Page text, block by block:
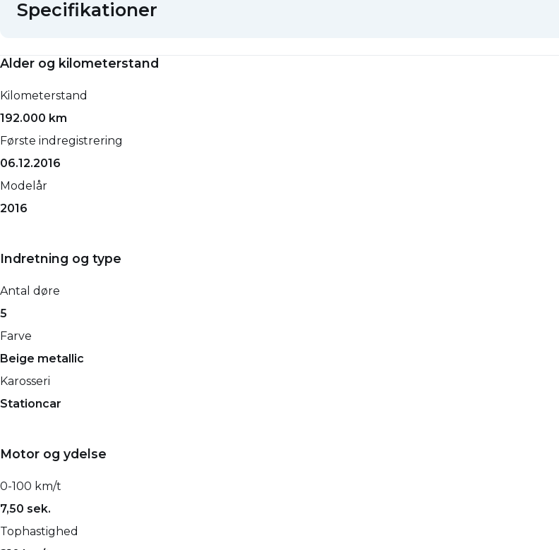
Specifikationer
Alder og kilometerstand
Kilometerstand
192.000 km
Første indregistrering
06.12.2016
Modelår
2016
Indretning og type
Antal døre
5
Farve
Beige metallic
Karosseri
Stationcar
Motor og ydelse
0-100 km/t
7,50 sek.
Tophastighed